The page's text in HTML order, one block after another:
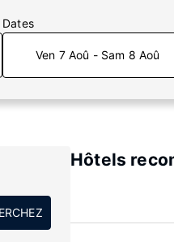
Dates
Ven 7 Aoû - Sam 8 Aoû
Hôtels